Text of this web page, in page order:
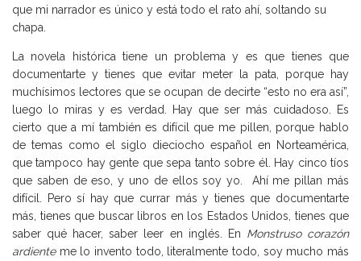
que mi narrador es único y está todo el rato ahí, soltando su
chapa.
La novela histórica tiene un problema y es que tienes que
documentarte y tienes que evitar meter la pata, porque hay
muchísimos lectores que se ocupan de decirte “esto no era así”,
luego lo miras y es verdad. Hay que ser más cuidadoso. Es
cierto que a mí también es difícil que me pillen, porque hablo
de temas como el siglo dieciocho español en Norteamérica,
que tampoco hay gente que sepa tanto sobre él. Hay cinco tíos
que saben de eso, y uno de ellos soy yo. Ahí me pillan más
difícil. Pero sí hay que currar más y tienes que documentarte
más, tienes que buscar libros en los Estados Unidos, tienes que
saber qué hacer, saber leer en inglés. En Monstruso corazón
ardienteme lo invento todo, literalmente todo, soy mucho más